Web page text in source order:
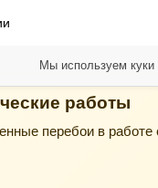
работы
перебои в
Мы используем куки